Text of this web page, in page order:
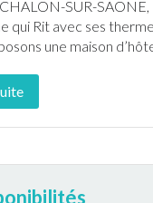
SUR-
qui Rit avec ses
une maison